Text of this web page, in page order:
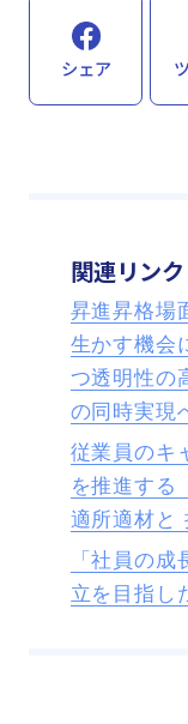
シェア
関連リンク
昇進昇格場
生かす機会
つ透明性の
の同時実現
従業員のキ
を推進する
適所適材と
「社員の
立を目指し